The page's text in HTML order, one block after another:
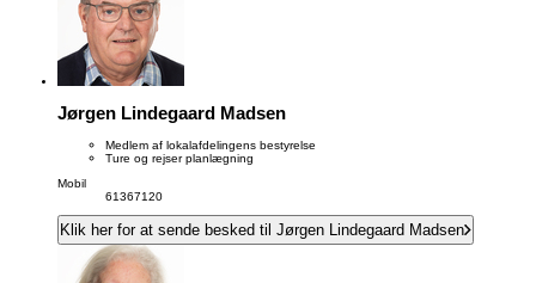
Jørgen Lindegaard Madsen
Medlem af lokalafdelingens bestyrelse
Ture og rejser planlægning
Mobil
61367120
Klik her for at sende besked til Jørgen Lindegaard Madsen